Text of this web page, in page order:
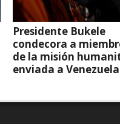
Presidente Bukele
condecora a
de la misión
enviada a Venezuela